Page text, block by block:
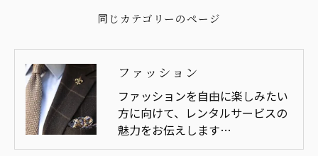
同じカテゴリーのページ
ファッション
ファッションを自由に楽しみたい
方に向けて、レンタルサービスの
魅力をお伝えします…